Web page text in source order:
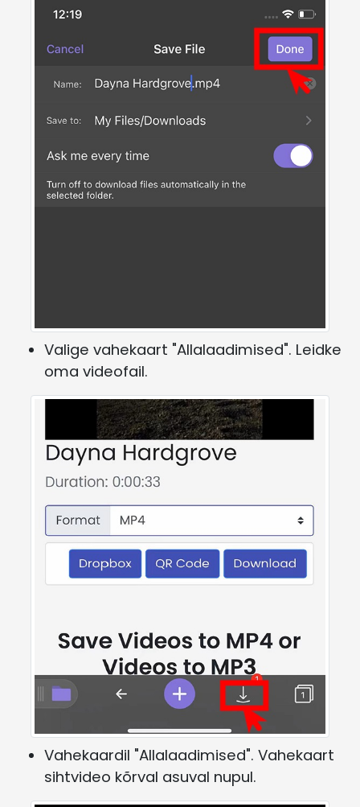
Valige vahekaart "Allalaadimised". Leidke
oma videofail.
Vahekaardil "Allalaadimised". Vahekaart
sihtvideo kõrval asuval nupul.